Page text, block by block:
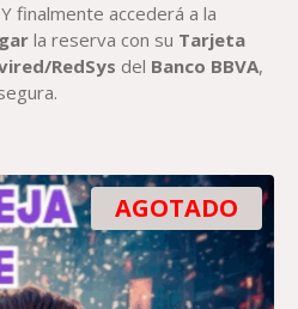
Y finalmente accederá a la
r la reserva con su Tarjeta
RedSys del Banco BBVA,
AGOTADO